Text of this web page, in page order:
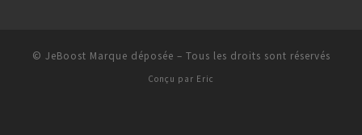
© JeBoost Marque déposée – Tous les droits sont réservés
Conçu par Eric